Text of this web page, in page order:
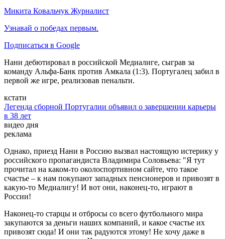
Микита Ковальчук Журналист
Узнавай о победах первым.
Подписаться в Google
Нани дебютировал в российской Медиалиге, сыграв за
команду Альфа-Банк против Амкала (1:3). Португалец забил в
первой же игре, реализовав пенальти.
кстати
Легенда сборной Португалии объявил о завершении карьеры
в 38 лет
видео дня
реклама
Однако, приезд Нани в Россию вызвал настоящую истерику у
российского пропагандиста Владимира Соловьева: "Я тут
прочитал на каком-то околоспортивном сайте, что такое
счастье – к нам покупают западных пенсионеров и привозят в
какую-то Медиалигу! И вот они, наконец-то, играют в
России!
Наконец-то старцы и отбросы со всего футбольного мира
закупаются за деньги наших компаний, и какое счастье их
привозят сюда! И они так радуются этому! Не хочу даже в